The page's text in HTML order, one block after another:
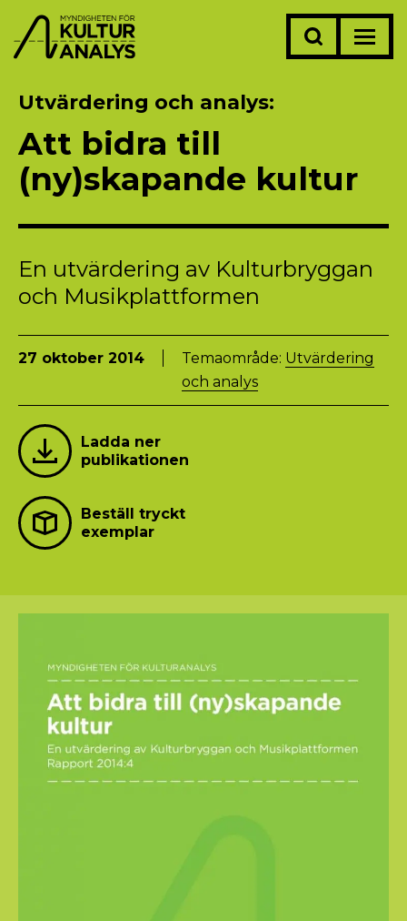
Utvärdering och analys
Att bidra till
(ny)skapande kultur
En utvärdering av Kulturbryggan
och Musikplattformen
27 oktober 2014 Temaområde: Utvärdering
och analys
Ladda ner
publikationen
Beställ tryckt
exemplar